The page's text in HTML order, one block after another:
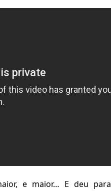
e maior… E deu para